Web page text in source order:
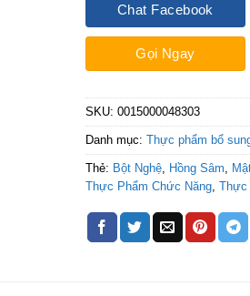
Chat Facebook
Gọi Ngay
SKU:0015000048303
Danh mục:Thực phẩm bổ
Thẻ: Bột Nghệ, Hồng Sâm,
Thực Phẩm Chức Năng,Thực